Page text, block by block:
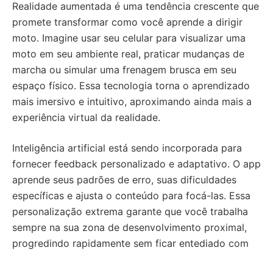
Realidade aumentada é uma tendência crescente que
promete transformar como você aprende a dirigir
moto. Imagine usar seu celular para visualizar uma
moto em seu ambiente real, praticar mudanças de
marcha ou simular uma frenagem brusca em seu
espaço físico. Essa tecnologia torna o aprendizado
mais imersivo e intuitivo, aproximando ainda mais a
experiência virtual da realidade.
Inteligência artificial está sendo incorporada para
fornecer feedback personalizado e adaptativo. O app
aprende seus padrões de erro, suas dificuldades
específicas e ajusta o conteúdo para focá-las. Essa
personalização extrema garante que você trabalha
sempre na sua zona de desenvolvimento proximal,
progredindo rapidamente sem ficar entediado com